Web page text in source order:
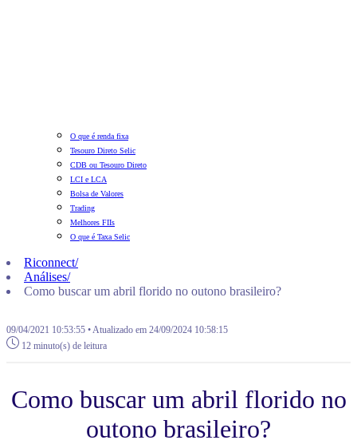
O que é renda fixa
Tesouro Direto Selic
CDB ou Tesouro Direto
LCI e LCA
Bolsa de Valores
Trading
Melhores FIIs
O que é Taxa Selic
Riconnect/
Análises/
Como buscar um abril florido no outono brasileiro?
09/04/2021 10:53:55 • Atualizado em 24/09/2024 10:58:15
12 minuto(s) de leitura
Como buscar um abril florido no
outono brasileiro?